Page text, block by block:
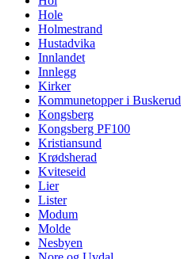
Hole
Holmestrand
Hustadvika
Innlandet
Innlegg
Kirker
Kommunetopper i Buskerud
Kongsberg
Kongsberg PF100
Kristiansund
Krødsherad
Kviteseid
Lier
Lister
Modum
Molde
Nesbyen